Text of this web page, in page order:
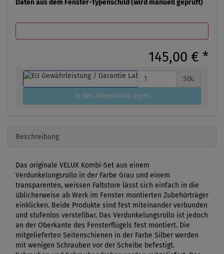
Daten aus dem Fenster-Typenschild (wird manuell geprüft)
145,00 € *
Stk.
in den Warenkorb legen
Beschreibung
Das originale VELUX Kombi-Set aus einem
Verdunkelungsrollo in der Farbe Grau und einem
transparenten, weissen Faltstore lässt sich einfach in die
üblicherweise ab Werk im Fenster montierten Zubehörträger
einklicken. Beide Produkte sind fest miteinander verbunden
und stufenlos verstellbar. Das Verdunkelungsrollo ist jedoch
an der Oberkante des Fensterflügels fest montiert. Die
mitgelieferten Seitenschienen in der Farbe Silber werden
mit wenigen Schrauben vor der Scheibe befestigt.